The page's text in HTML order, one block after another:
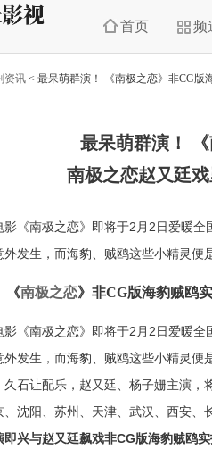
首页 频
资讯 < 最呆萌群演！ 《南极之恋》非CG版
最呆萌群演！
南极之恋赵又廷
影《南极之恋》即将于2月2日爱暖
发生，而海豹、贼鸥这些小精灵便
《南极之恋》非CG版海豹贼鸥
影《南极之恋》即将于2月2日爱暖
外发生，而海豹、贼鸥这些小精灵
久石让配乐，赵又廷、杨子姗主演
沈阳、苏州、天津、武汉、西安、
即兴与赵又廷飙戏非CG版海豹贼鸥